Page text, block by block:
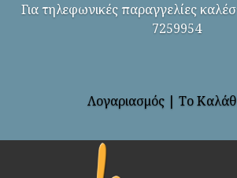
Για τηλεφωνικές παραγγελίες
7259954
Λογαριασμός | Το